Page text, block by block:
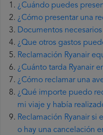
¿Cuándo puedes
¿Cómo presentar una
Documentos
¿Que otros gastos
Reclamación Ryanair
¿Cuánto tarda Ryanair
¿Cómo reclamar una
¿Qué importe puedo
mi viaje y había
Reclamación Ryanair si
o hay una cancelación